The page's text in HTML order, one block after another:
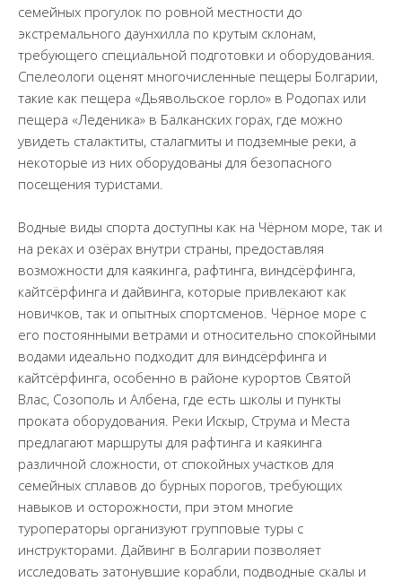
семейных прогулок по ровной местности до
экстремального даунхилла по крутым склонам,
требующего специальной подготовки и оборудования.
Спелеологи оценят многочисленные пещеры Болгарии,
такие как пещера «Дьявольское горло» в Родопах или
пещера «Леденика» в Балканских горах, где можно
увидеть сталактиты, сталагмиты и подземные реки, а
некоторые из них оборудованы для безопасного
посещения туристами.
Водные виды спорта доступны как на Чёрном море, так и
на реках и озёрах внутри страны, предоставляя
возможности для каякинга, рафтинга, виндсёрфинга,
кайтсёрфинга и дайвинга, которые привлекают как
новичков, так и опытных спортсменов. Чёрное море с
его постоянными ветрами и относительно спокойными
водами идеально подходит для виндсёрфинга и
кайтсёрфинга, особенно в районе курортов Святой
Влас, Созополь и Албена, где есть школы и пункты
проката оборудования. Реки Искыр, Струма и Места
предлагают маршруты для рафтинга и каякинга
различной сложности, от спокойных участков для
семейных сплавов до бурных порогов, требующих
навыков и осторожности, при этом многие
туроператоры организуют групповые туры с
инструкторами. Дайвинг в Болгарии позволяет
исследовать затонувшие корабли, подводные скалы и